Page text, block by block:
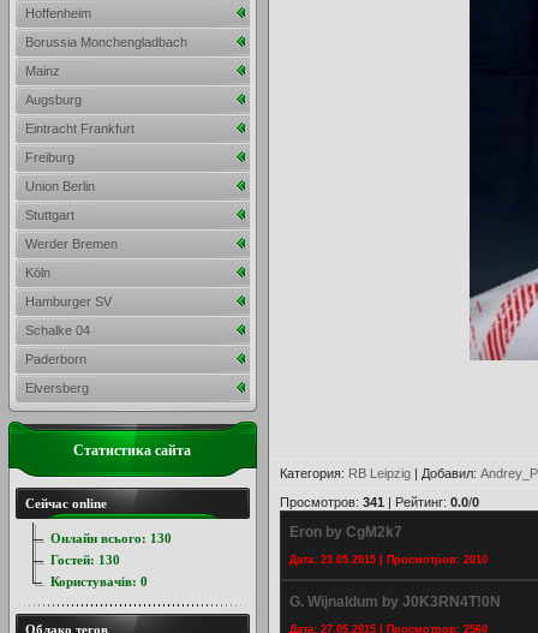
Категория: RB Leipzig | Добавил:
Просмотров: 341 | Рейтинг: 0.0/0
Eron by CgM2k7
Дата: 23.05.2015 | Просмотров: 2010
G. Wijnaldum by J0K3RN4T!0N
Дата: 27.05.2015 | Просмотров: 2560
Hoffenheim
Borussia Monchengladbach
Mainz
Augsburg
Eintracht Frankfurt
Freiburg
Union Berlin
Stuttgart
Werder Bremen
Köln
Hamburger SV
Schalke 04
Paderborn
Elversberg
Статистика сайта
Сейчас online
Онлайн всього: 130
Гостей: 130
Користувачів: 0
Облако тегов